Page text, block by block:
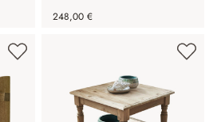
248,00 €